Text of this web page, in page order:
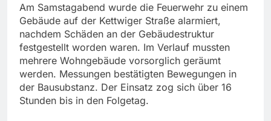
Am Samstagabend wurde die Feuerwehr zu einem
Gebäude auf der Kettwiger Straße alarmiert,
nachdem Schäden an der Gebäudestruktur
festgestellt worden waren. Im Verlauf mussten
mehrere Wohngebäude vorsorglich geräumt
werden. Messungen bestätigten Bewegungen in
der Bausubstanz. Der Einsatz zog sich über 16
Stunden bis in den Folgetag.